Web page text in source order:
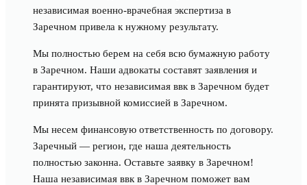
независимая военно-врачебная экспертиза в
Заречном привела к нужному результату.
Мы полностью берем на себя всю бумажную работу
в Заречном. Наши адвокаты составят заявления и
гарантируют, что независимая ввк в Заречном будет
принята призывной комиссией в Заречном.
Мы несем финансовую ответственность по договору.
Заречный — регион, где наша деятельность
полностью законна. Оставьте заявку в Заречном!
Наша независимая ввк в Заречном поможет вам